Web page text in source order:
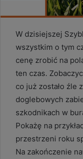
W dzisiejszej
wszystkim o tym
cenę zrobić na
ten czas.
co już zostało źle
doglebowych
szkodnikach w
Pokażę na
przestrzeni roku
Na zakończenie